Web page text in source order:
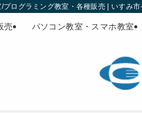
ログラミング教室・各種販売 | いすみ市
売 パソコン教室・スマホ教室